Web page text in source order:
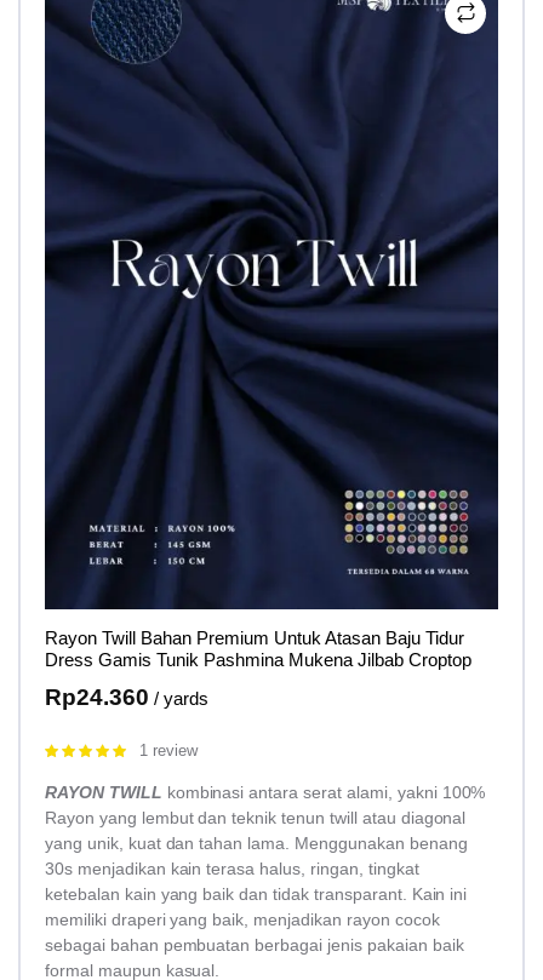
Rayon Twill Bahan Premium Untuk Atasan Baju Tidur
Dress Gamis Tunik Pashmina Mukena Jilbab Croptop
Rp24.360 / yards
Rated
1 review
RAYON TWILL kombinasi antara serat alami, yakni 100%
Rayon yang lembut dan teknik tenun twill atau diagonal
yang unik, kuat dan tahan lama. Menggunakan benang
30s menjadikan kain terasa halus, ringan, tingkat
ketebalan kain yang baik dan tidak transparant. Kain ini
memiliki draperi yang baik, menjadikan rayon cocok
sebagai bahan pembuatan berbagai jenis pakaian baik
formal maupun kasual.